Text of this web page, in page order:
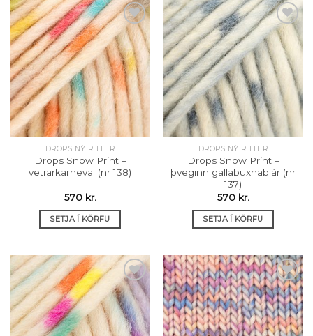
Setja á
óskalista
DROPS NÝIR LITIR
Drops Snow Print –
vetrarkarneval (nr 138)
570 kr.
SETJA Í KÖRFU
Setja á
óskalista
DROPS NÝIR LITIR
Drops Snow Print –
þveginn gallabuxnablár (nr
137)
570 kr.
SETJA Í KÖRFU
Setja á
óskalista
Setja á
óskalista